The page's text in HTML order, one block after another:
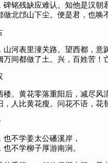
铭残缺应难认。知他是汉朝
北邙山下尘。便是君，也唤
河表里潼关路。望西都，意
间都做了土。兴，百姓苦！
。黄花零落重阳后，减尽风
人比黄花瘦。问花不语，花
不学姜太公磻溪岸，
不学柳子厚游南涧。